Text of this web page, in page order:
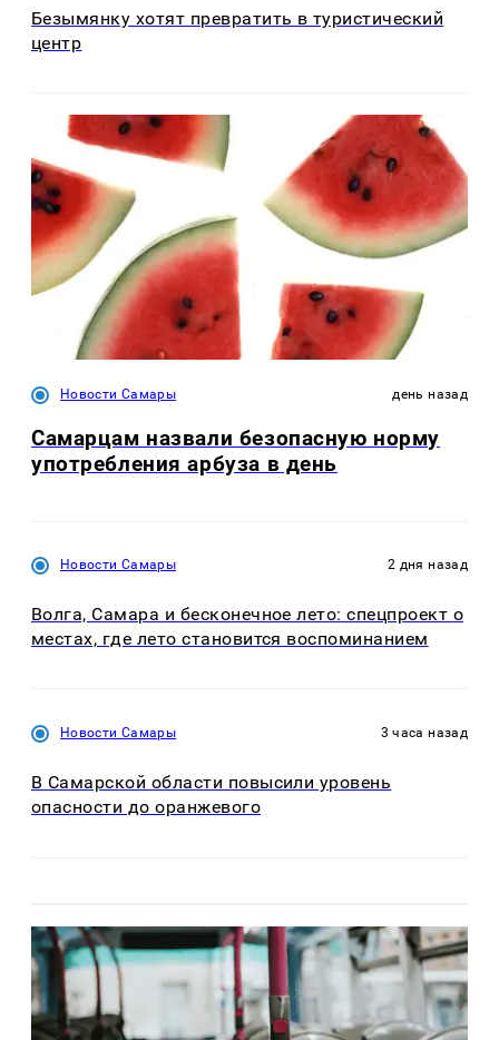
Безымянку хотят превратить в туристический
центр
Новости Самары день назад
Самарцам назвали безопасную норму
употребления арбуза в день
Новости Самары 2 дня назад
Волга, Самара и бесконечное лето: спецпроект о
местах, где лето становится воспоминанием
Новости Самары 3 часа назад
В Самарской области повысили уровень
опасности до оранжевого